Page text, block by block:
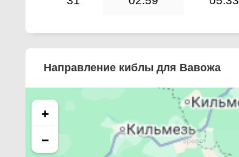
Направление киблы для Вавожа
+
−